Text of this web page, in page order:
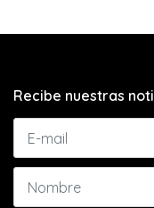
Recibe nuestras